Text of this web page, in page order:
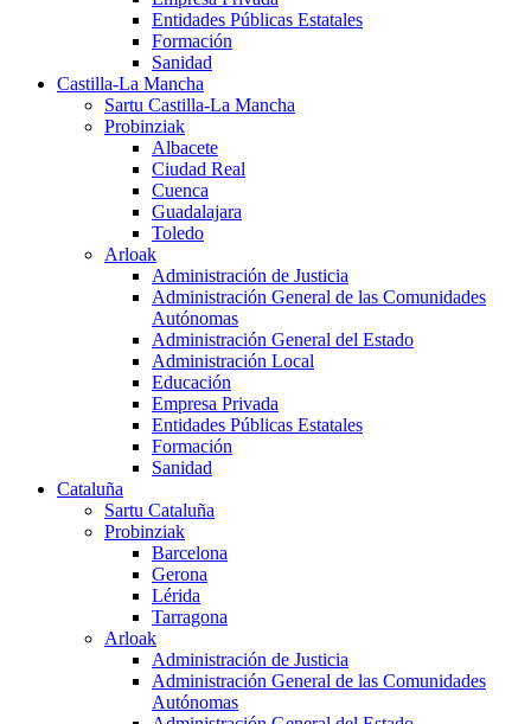
Entidades Públicas Estatales
Formación
Sanidad
Castilla-La Mancha
Sartu Castilla-La Mancha
Probinziak
Albacete
Ciudad Real
Cuenca
Guadalajara
Toledo
Arloak
Administración de Justicia
Administración General de las Comunidades
Autónomas
Administración General del Estado
Administración Local
Educación
Empresa Privada
Entidades Públicas Estatales
Formación
Sanidad
Cataluña
Sartu Cataluña
Probinziak
Barcelona
Gerona
Lérida
Tarragona
Arloak
Administración de Justicia
Administración General de las Comunidades
Autónomas